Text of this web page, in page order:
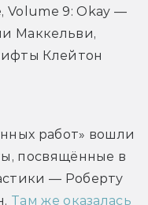
Volume 9: Okay —
Маккельви,
Клейтон
работ» вошли
посвящённые в
— Роберту
Там же оказалась